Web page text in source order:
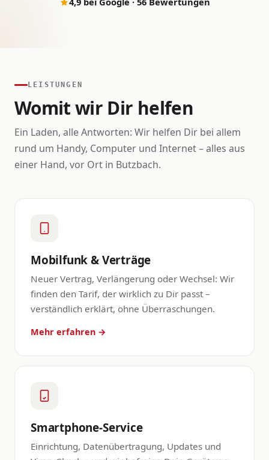
LEISTUNGEN
Womit wir Dir helfen
Ein Laden, alle Antworten: Wir helfen Dir bei allem
rund um Handy, Computer und Internet – alles aus
einer Hand, vor Ort in Butzbach.
Mobilfunk & Verträge
Neuer Vertrag, Verlängerung oder Wechsel: Wir
finden den Tarif, der wirklich zu Dir passt –
verständlich erklärt, ohne Überraschungen.
Mehr erfahren →
Smartphone-Service
Einrichtung, Datenübertragung, Updates und